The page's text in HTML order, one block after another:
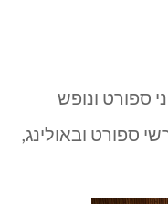
ספורט ונופש
ספורט ובאולינג,